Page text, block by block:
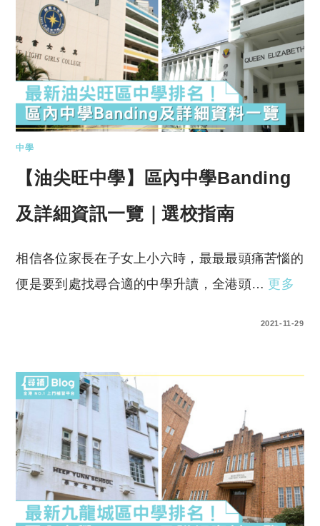
中學
【油尖旺中學】區內中學Banding
及詳細資訊一覽｜選校指南
相信各位家長在子女上小六時，最最最頭痛苦惱的
便是要到處找尋合適的中學升讀，全港頭… 更多
2021-11-29